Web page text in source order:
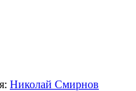
Николай Смирнов